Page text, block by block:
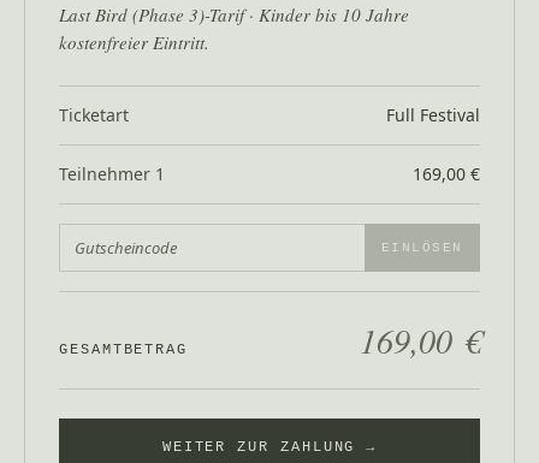
Last Bird (Phase 3)-Tarif · Kinder bis 10 Jahre
kostenfreier Eintritt.
Ticketart Full Festival
Teilnehmer 1 169,00 €
EINLÖSEN
GESAMTBETRAG 169,00 €
WEITER ZUR ZAHLUNG →